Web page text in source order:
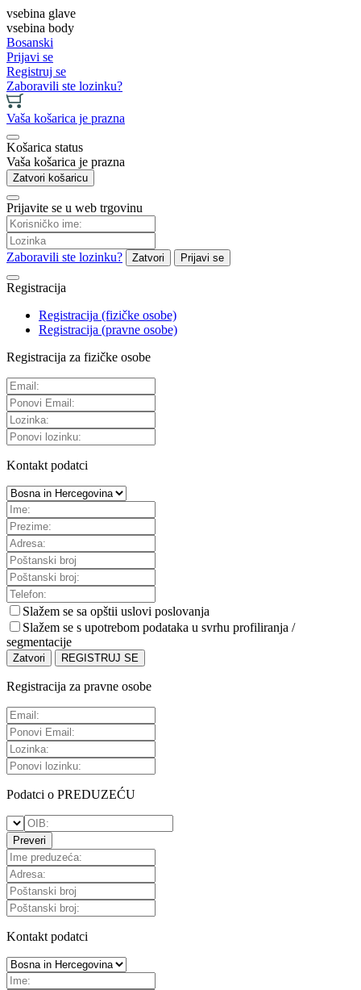
vsebina glave
vsebina body
Bosanski
Prijavi se
Registruj se
Zaboravili ste lozinku?
Vaša košarica je prazna
Košarica status
Vaša košarica je prazna
Zatvori košaricu
Prijavite se u web trgovinu
Zaboravili ste lozinku? Zatvori Prijavi se
Registracija
Registracija (fizičke osobe)
Registracija (pravne osobe)
Registracija za fizičke osobe
Kontakt podatci
Slažem se sa opštii uslovi poslovanja
Slažem se s upotrebom podataka u svrhu profiliranja /
segmentacije
Zatvori REGISTRUJ SE
Registracija za pravne osobe
Podatci o PREDUZEĆU
Preveri
Kontakt podatci